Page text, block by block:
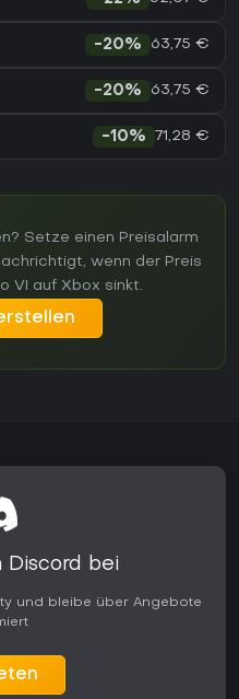
-20% 63,75 €
-20% 63,75 €
-10% 71,28 €
Setze einen Preisalarm
wenn der Preis
VI auf Xbox sinkt.
Discord bei
und bleibe über Angebote